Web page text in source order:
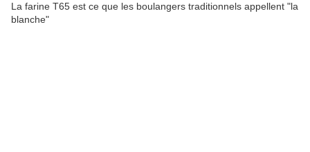
La farine T65 est ce que les boulangers traditionnels appellent "la
blanche"